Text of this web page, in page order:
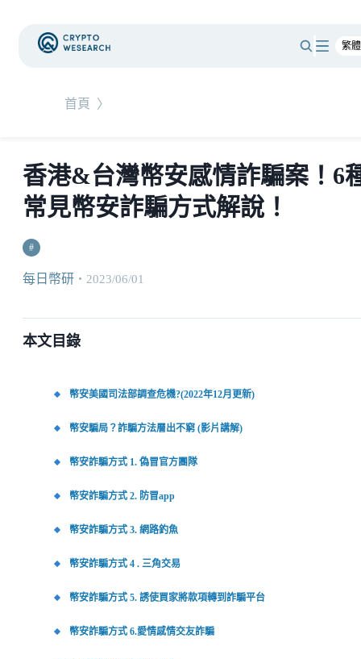
首頁 〉
香港&台灣幣安感情詐騙案！6
常見幣安詐騙方式解說！
#
每日幣研 ・ 2023/06/01
本文目錄
幣安美國司法部調查危機?(2022年12月更新)
幣安騙局？詐騙方法層出不窮 (影片講解)
幣安詐騙方式 1. 偽冒官方團隊
幣安詐騙方式 2. 防冒app
幣安詐騙方式 3. 網路釣魚
幣安詐騙方式 4 . 三角交易
幣安詐騙方式 5. 誘使買家將款項轉到詐騙平台
幣安詐騙方式 6.愛情感情交友詐騙